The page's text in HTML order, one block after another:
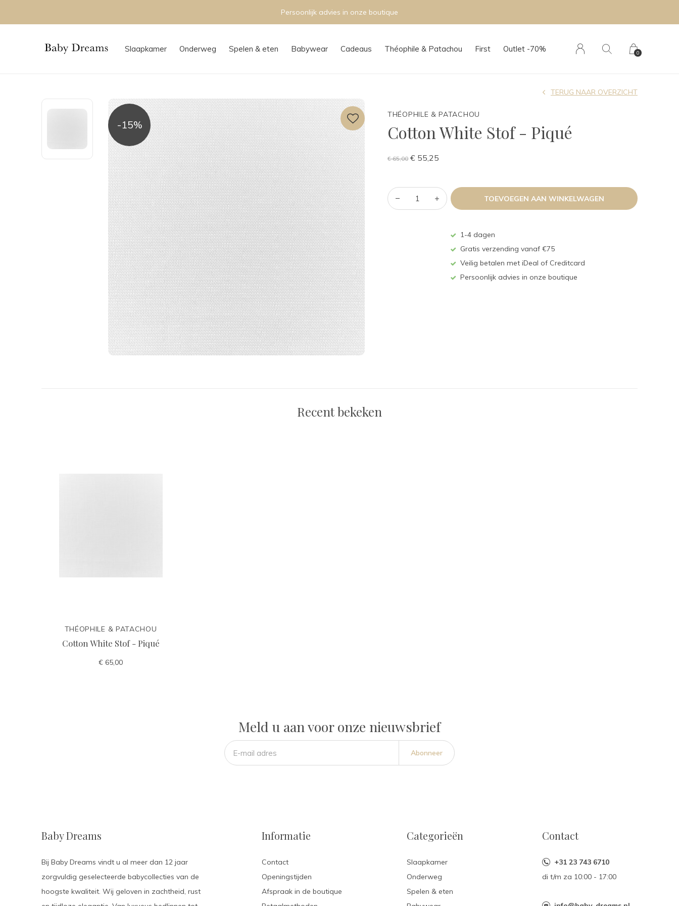
Slaapkamer Onderweg Spelen & eten Babywear Cadeaus Théophile & Patachou First Outlet -70% 0
Persoonlijk advies in onze boutique
-15%
THÉOPHILE & PATACHOU
Cotton White Stof - Piqué
TERUG NAAR OVERZICHT
€ 65,00 € 55,25
TOEVOEGEN AAN WINKELWAGEN
1-4 dagen
Gratis verzending vanaf €75
Veilig betalen met iDeal of Creditcard
Persoonlijk advies in onze boutique
Recent bekeken
THÉOPHILE & PATACHOU
Cotton White Stof - Piqué
€ 65,00
Meld u aan voor onze nieuwsbrief
Abonneer
Baby Dreams
Bij Baby Dreams vindt u al meer dan 12 jaar
zorgvuldig geselecteerde babycollecties van de
hoogste kwaliteit. Wij geloven in zachtheid, rust
Informatie
Contact
Openingstijden
Afspraak in de boutique
Categorieën
Slaapkamer
Onderweg
Spelen & eten
Contact
+31 23 743 6710
di t/m za 10:00 - 17:00